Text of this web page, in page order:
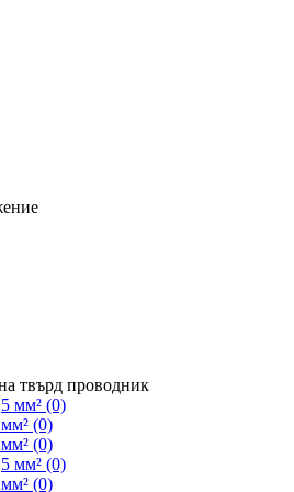
твърд проводник
мм² (0)
(0)
(0)
мм² (0)
(0)